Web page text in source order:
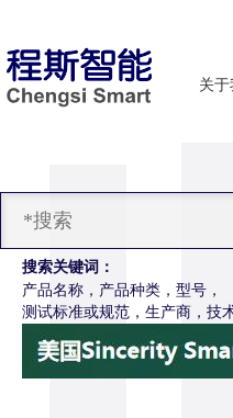
关于
搜索关键词：
产品名称，产品种类，型号，
测试标准或规范，生产商，技
烟花爆竹碰撞试验台